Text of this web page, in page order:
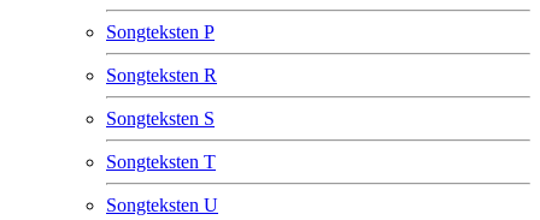
Songteksten P
Songteksten R
Songteksten S
Songteksten T
Songteksten U